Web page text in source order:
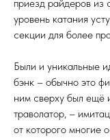
приезд райдеров из
уровень катания
секции для более
Были и уникальные
бэнк – обычно это
ним сверху был ещё
траволатор, –
от которого многие